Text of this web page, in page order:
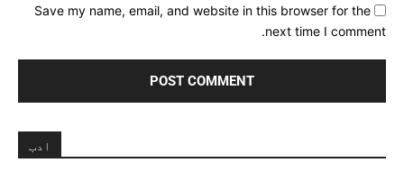
Save my name, email, and website in this browser for the
next time I comment.
ادب